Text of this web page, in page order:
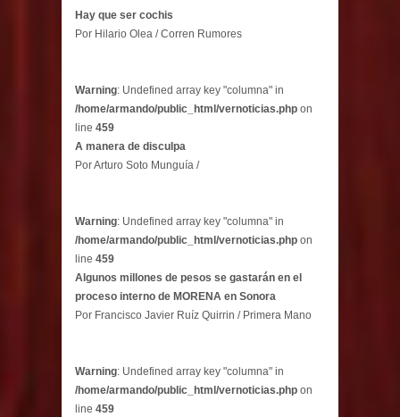
Hay que ser cochis
Por Hilario Olea / Corren Rumores
Warning: Undefined array key "columna" in
/home/armando/public_html/vernoticias.php on
line 459
A manera de disculpa
Por Arturo Soto Munguía /
Warning: Undefined array key "columna" in
/home/armando/public_html/vernoticias.php on
line 459
Algunos millones de pesos se gastarán en el
proceso interno de MORENA en Sonora
Por Francisco Javier Ruíz Quirrin / Primera Mano
Warning: Undefined array key "columna" in
/home/armando/public_html/vernoticias.php on
line 459